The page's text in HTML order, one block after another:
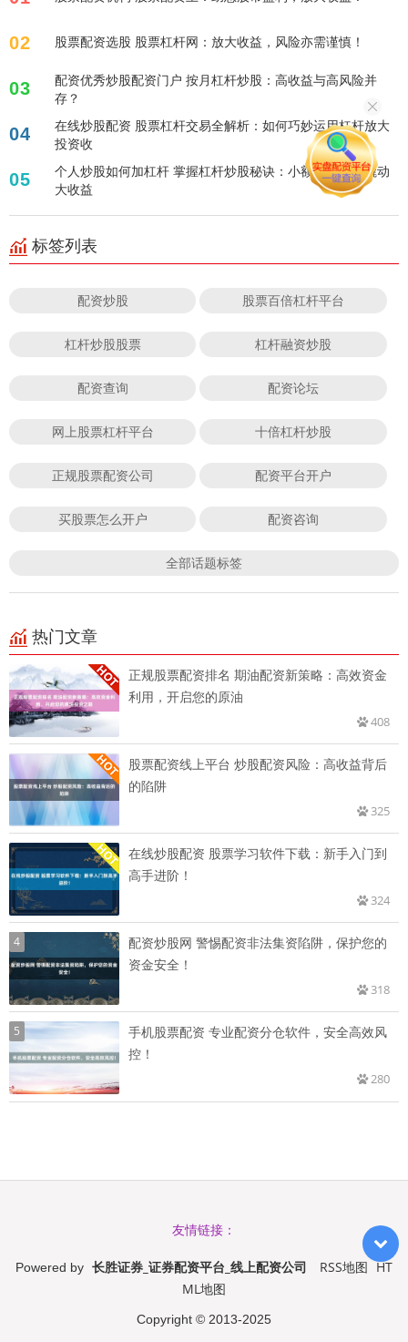
02 股票配资选股 股票杠杆网：放大收益，风险亦需谨慎！
03
配资优秀炒股配资门户 按月杠杆炒股：高收益与高风险并
存？
04
在线炒股配资 股票杠杆交易全解析：如何巧妙运用杠杆放大
投资收
05
个人炒股如何加杠杆 掌握杠杆炒股秘诀：小额资金如何撬动
大收益
标签列表
配资炒股 股票百倍杠杆平台
杠杆炒股股票 杠杆融资炒股
配资查询 配资论坛
网上股票杠杆平台 十倍杠杆炒股
正规股票配资公司 配资平台开户
买股票怎么开户 配资咨询
全部话题标签
热门文章
正规股票配资排名 期油配资新策略：高效资金
利用，开启您的原油
408
股票配资线上平台 炒股配资风险：高收益背后
的陷阱
325
在线炒股配资 股票学习软件下载：新手入门到
高手进阶！
324
4
配资炒股网 警惕配资非法集资陷阱，保护您的
资金安全！
318
5
手机股票配资 专业配资分仓软件，安全高效风
控！
280
友情链接：
Powered by 长胜证券_证券配资平台_线上配资公司 RSS地图 HT
ML地图
Copyright © 2013-2025